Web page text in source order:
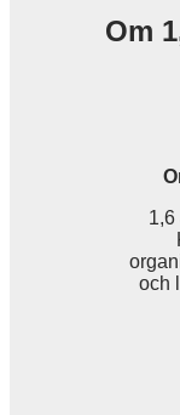
Om
1,6
och